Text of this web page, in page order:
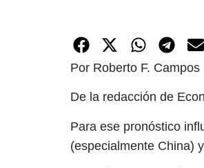
Por Roberto F. Campos
De la redacción de
Para ese pronóstico
(especialmente China)